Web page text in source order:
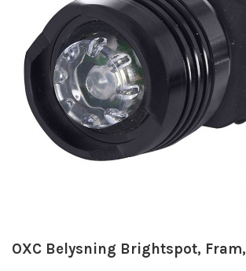
OXC Belysning Brightspot, Fram,